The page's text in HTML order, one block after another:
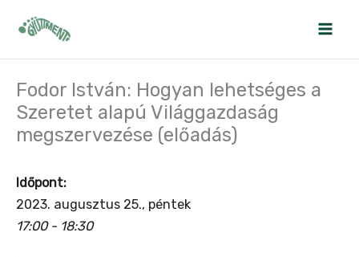
Fodor István: Hogyan lehetséges a
Szeretet alapú Világgazdaság
megszervezése (előadás)
Időpont:
2023. augusztus 25., péntek
17:00 - 18:30